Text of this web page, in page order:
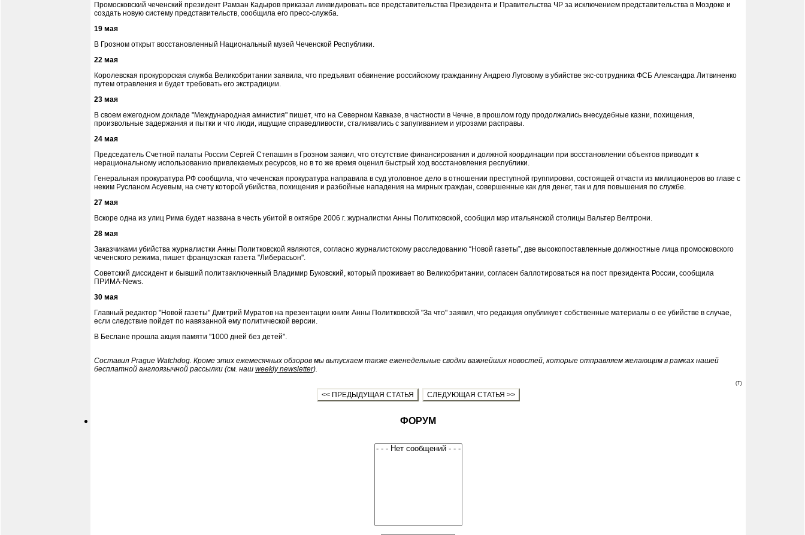
Промосковский чеченский президент Рамзан Кадыров приказал ликвидировать все представительства Президента и Правительства ЧР за исключением представительства в Моздоке и
создать новую систему представительств, сообщила его пресс-служба.
19 мая
В Грозном открыт восстановленный Национальный музей Чеченской Республики.
22 мая
Королевская прокурорская служба Великобритании заявила, что предъявит обвинение российскому гражданину Андрею Луговому в убийстве экс-сотрудника ФСБ Александра Литвиненко
путем отравления и будет требовать его экстрадиции.
23 мая
В своем ежегодном докладе "Международная амнистия" пишет, что на Северном Кавказе, в частности в Чечне, в прошлом году продолжались внесудебные казни, похищения,
произвольные задержания и пытки и что люди, ищущие справедливости, сталкивались с запугиванием и угрозами расправы.
24 мая
Председатель Счетной палаты России Сергей Степашин в Грозном заявил, что отсутствие финансирования и должной координации при восстановлении объектов приводит к
нерациональному использованию привлекаемых ресурсов, но в то же время оценил быстрый ход восстановления республики.
Генеральная прокуратура РФ сообщила, что чеченская прокуратура направила в суд уголовное дело в отношении преступной группировки, состоящей отчасти из милиционеров во главе с
неким Русланом Асуевым, на счету которой убийства, похищения и разбойные нападения на мирных граждан, совершенные как для денег, так и для повышения по службе.
27 мая
Вскоре одна из улиц Рима будет названа в честь убитой в октябре 2006 г. журналистки Анны Политковской, сообщил мэр итальянской столицы Вальтер Велтрони.
28 мая
Заказчиками убийства журналистки Анны Политковской являются, согласно журналистскому расследованию “Новой газеты”, две высокопоставленные должностные лица промосковского
чеченского режима, пишет французская газета "Либерасьон".
Советский диссидент и бывший политзаключенный Владимир Буковский, который проживает во Великобритании, согласен баллотироваться на пост президента России, сообщила
ПРИМА-News.
30 мая
Главный редактор "Новой газеты" Дмитрий Муратов на презентации книги Анны Политковской "За что" заявил, что редакция опубликует собственные материалы о ее убийстве в случае,
если следствие пойдет по навязанной ему политической версии.
В Беслане прошла акция памяти "1000 дней без детей".
Составил Prague Watchdog. Кроме этих ежемесячных обзоров мы выпускаем также еженедельные сводки важнейших новостей, которые отправляем желающим в рамках нашей
бесплатной англоязычной рассылки (см. наш weekly newsletter).
(T)
<< ПРЕДЫДУЩАЯ СТАТЬЯ СЛЕДУЮЩАЯ СТАТЬЯ >>
ФОРУМ